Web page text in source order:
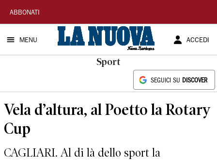
La
Nuova
Sardegna
ABBONATI
MENU ACCEDI
Sport
SEGUICI SU DISCOVER
Vela d’altura, al Poetto la Rotary
Cup
CAGLIARI. Al di là dello sport la